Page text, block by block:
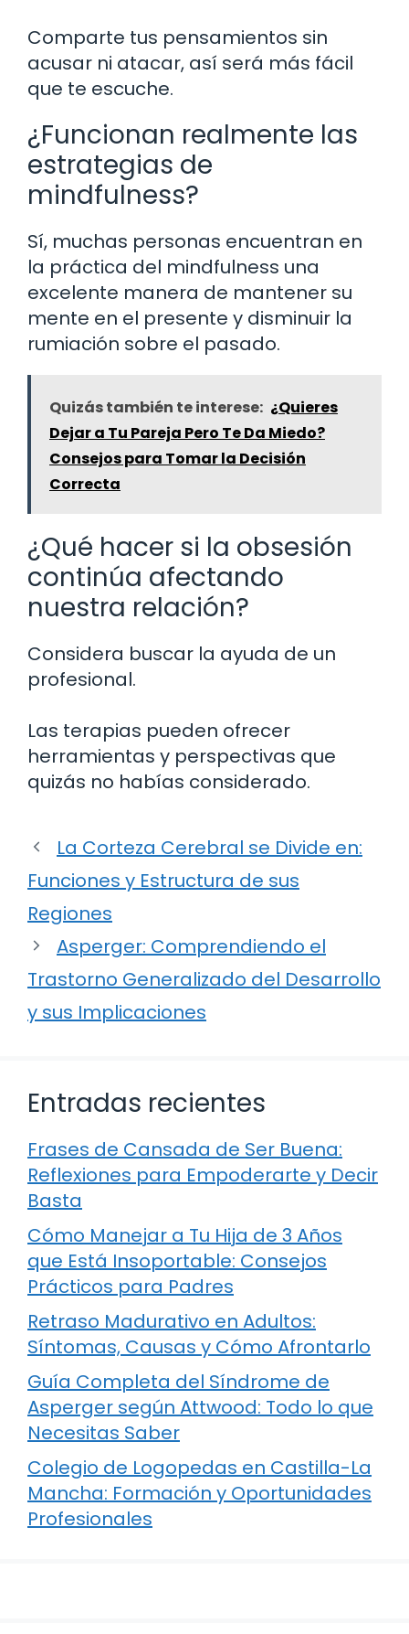
Comparte tus pensamientos sin
acusar ni atacar, así será más fácil
que te escuche.
¿Funcionan realmente las
estrategias de
mindfulness?
Sí, muchas personas encuentran en
la práctica del mindfulness una
excelente manera de mantener su
mente en el presente y disminuir la
rumiación sobre el pasado.
Quizás también te interese: ¿Quieres
Dejar a Tu Pareja Pero Te Da Miedo?
Consejos para Tomar la Decisión
Correcta
¿Qué hacer si la obsesión
continúa afectando
nuestra relación?
Considera buscar la ayuda de un
profesional.
Las terapias pueden ofrecer
herramientas y perspectivas que
quizás no habías considerado.
La Corteza Cerebral se Divide en:
Funciones y Estructura de sus
Regiones
Asperger: Comprendiendo el
Trastorno Generalizado del Desarrollo
y sus Implicaciones
Entradas recientes
Frases de Cansada de Ser Buena:
Reflexiones para Empoderarte y Decir
Basta
Cómo Manejar a Tu Hija de 3 Años
que Está Insoportable: Consejos
Prácticos para Padres
Retraso Madurativo en Adultos:
Síntomas, Causas y Cómo Afrontarlo
Guía Completa del Síndrome de
Asperger según Attwood: Todo lo que
Necesitas Saber
Colegio de Logopedas en Castilla-La
Mancha: Formación y Oportunidades
Profesionales